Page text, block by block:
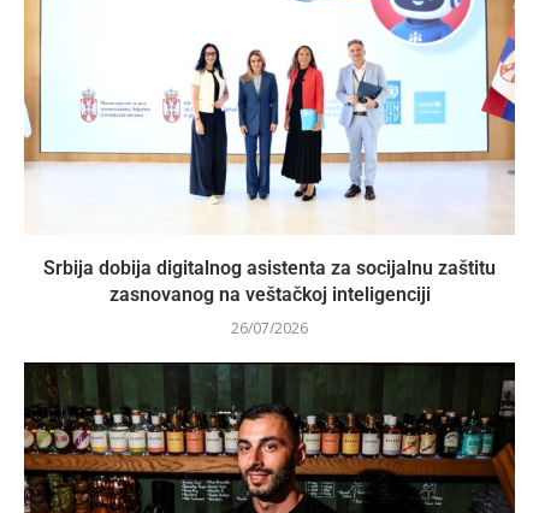
Srbija dobija digitalnog asistenta za socijalnu zaštitu
zasnovanog na veštačkoj inteligenciji
26/07/2026